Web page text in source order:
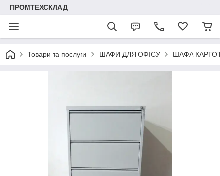
ПРОМТЕХСКЛАД
Товари та послуги ШАФИ ДЛЯ ОФІСУ ШАФА